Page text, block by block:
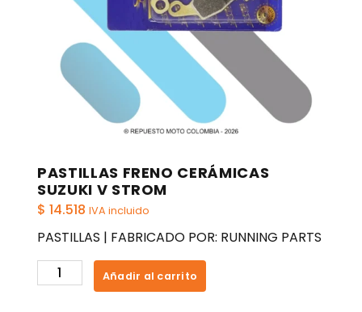
PASTILLAS FRENO CERÁMICAS
SUZUKI V STROM
$ 14.518 IVA incluido
PASTILLAS | FABRICADO POR: RUNNING PARTS
PASTILLAS
FRENO
Añadir al carrito